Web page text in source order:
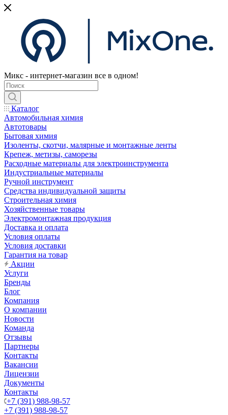
Микс - интернет-магазин все в одном!
Каталог
Автомобильная химия
Автотовары
Бытовая химия
Изоленты, скотчи, малярные и монтажные ленты
Крепеж, метизы, саморезы
Расходные материалы для электроинструмента
Индустриальные материалы
Ручной инструмент
Средства индивидуальной защиты
Строительная химия
Хозяйственные товары
Электромонтажная продукция
Доставка и оплата
Условия оплаты
Условия доставки
Гарантия на товар
Акции
Услуги
Бренды
Блог
Компания
О компании
Новости
Команда
Отзывы
Партнеры
Контакты
Вакансии
Лицензии
Документы
Контакты
+7 (391) 988-98-57
+7 (391) 988-98-57